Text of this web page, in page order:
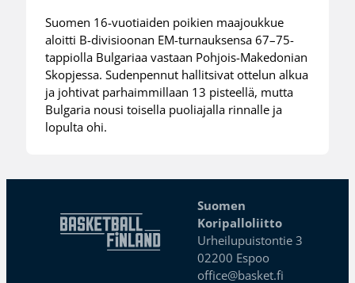
Suomen 16-vuotiaiden poikien maajoukkue
aloitti B-divisioonan EM-turnauksensa 67–75-
tappiolla Bulgariaa vastaan Pohjois-Makedonian
Skopjessa. Sudenpennut hallitsivat ottelun alkua
ja johtivat parhaimmillaan 13 pisteellä, mutta
Bulgaria nousi toisella puoliajalla rinnalle ja
lopulta ohi.
Suomen
Koripalloliitto
Urheilupuistontie 3
02200 Espoo
office@basket.fi